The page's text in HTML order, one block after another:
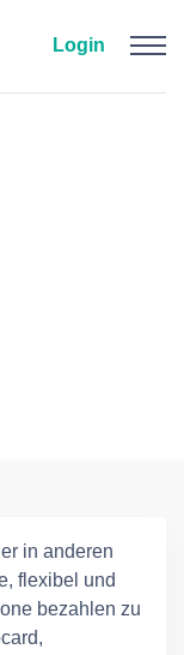
Login
in anderen
flexibel und
bezahlen zu